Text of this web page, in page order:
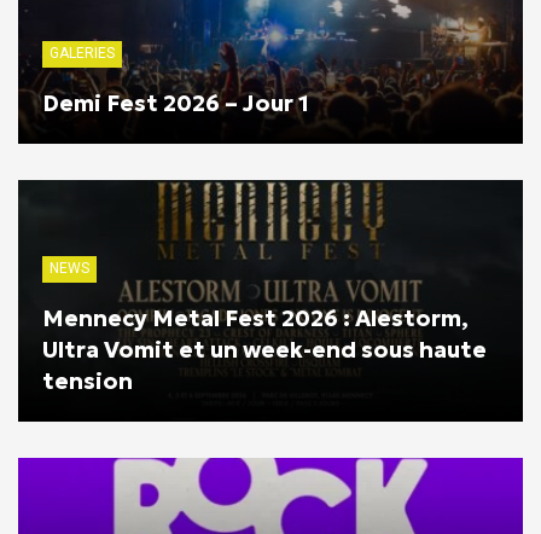
GALERIES
Demi Fest 2026 – Jour 1
NEWS
Mennecy Metal Fest 2026 : Alestorm,
Ultra Vomit et un week-end sous haute
tension